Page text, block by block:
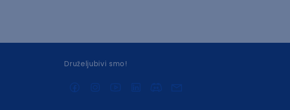
Druželjubivi smo!